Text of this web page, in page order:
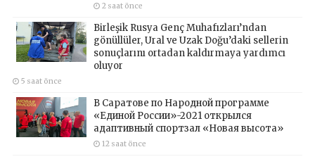
2 saat önce
Birleşik Rusya Genç Muhafızları’ndan
gönüllüler, Ural ve Uzak Doğu’daki sellerin
sonuçlarını ortadan kaldırmaya yardımcı
oluyor
5 saat önce
В Саратове по Народной программе
«Единой России»-2021 открылся
адаптивный спортзал «Новая высота»
12 saat önce